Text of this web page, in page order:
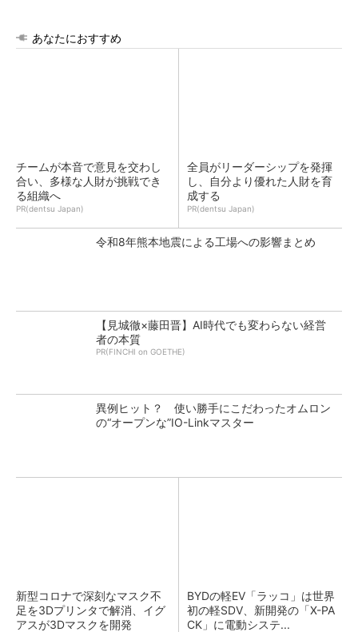
あなたにおすすめ
チームが本音で意見を交わし
合い、多様な人財が挑戦でき
る組織へ
PR(dentsu Japan)
全員がリーダーシップを発揮
し、自分より優れた人財を育
成する
PR(dentsu Japan)
令和8年熊本地震による工場への影響まとめ
【見城徹×藤田晋】AI時代でも変わらない経営
者の本質
PR(FINCHI on GOETHE)
異例ヒット？ 使い勝手にこだわったオムロン
の“オープンな”IO-Linkマスター
新型コロナで深刻なマスク不
足を3Dプリンタで解消、イグ
アスが3Dマスクを開発
BYDの軽EV「ラッコ」は世界
初の軽SDV、新開発の「X-PA
CK」に電動システ...